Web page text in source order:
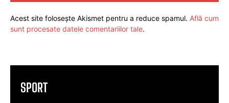
Acest site folosește Akismet pentru a reduce spamul. Află cum
sunt procesate datele comentariilor tale.
SPORT